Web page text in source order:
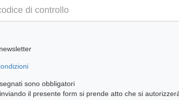
sono obbligatori
il presente form si prende atto che si